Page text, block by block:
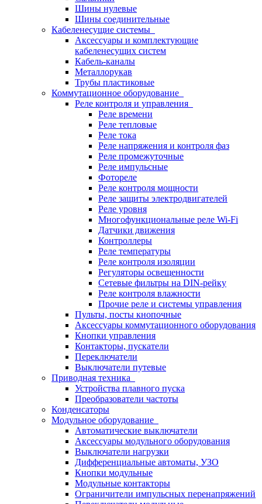
Шины нулевые
Шины соединительные
Кабеленесущие системы
Аксессуары и комплектующие
кабеленесущих систем
Кабель-каналы
Металлорукав
Трубы пластиковые
Коммутационное оборудование
Реле контроля и управления
Реле времени
Реле тепловые
Реле тока
Реле напряжения и контроля фаз
Реле промежуточные
Реле импульсные
Фотореле
Реле контроля мощности
Реле защиты электродвигателей
Реле уровня
Многофункциональные реле Wi-Fi
Датчики движения
Контроллеры
Реле температуры
Реле контроля изоляции
Регуляторы освещенности
Сетевые фильтры на DIN-рейку
Реле контроля влажности
Прочие реле и системы управления
Пульты, посты кнопочные
Аксессуары коммутационного оборудования
Кнопки управления
Контакторы, пускатели
Переключатели
Выключатели путевые
Приводная техника
Устройства плавного пуска
Преобразователи частоты
Конденсаторы
Модульное оборудование
Автоматические выключатели
Аксессуары модульного оборудования
Выключатели нагрузки
Дифференциальные автоматы, УЗО
Кнопки модульные
Модульные контакторы
Ограничители импульсных перенапряжений